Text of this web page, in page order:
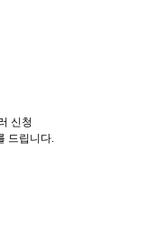
신청
드립니다.